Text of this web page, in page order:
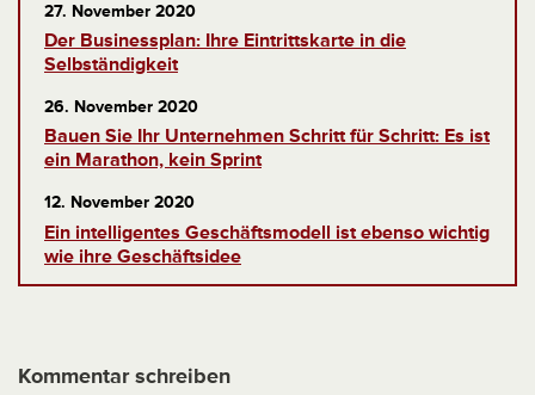
27. November 2020
Der Businessplan: Ihre Eintrittskarte in die
Selbständigkeit
26. November 2020
Bauen Sie Ihr Unternehmen Schritt für Schritt: Es ist
ein Marathon, kein Sprint
12. November 2020
Ein intelligentes Geschäftsmodell ist ebenso wichtig
wie ihre Geschäftsidee
Kommentar schreiben